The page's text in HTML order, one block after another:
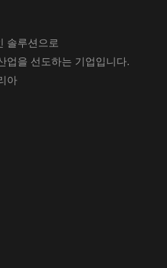
솔루션으로
업을 선도하는 기업입니다.
아